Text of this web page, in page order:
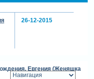
26-12-2015
Евгения (Женяшка